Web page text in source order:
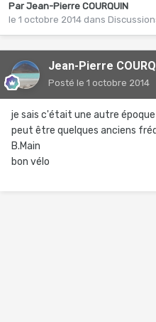
Par Jean-Pierre COURQUIN
le 1 octobre 2014 dans
Jean-Pierre
Posté le 1 octobre 2014
je sais c'était une autre époque
peut être quelques anciens
B.Main
bon vélo